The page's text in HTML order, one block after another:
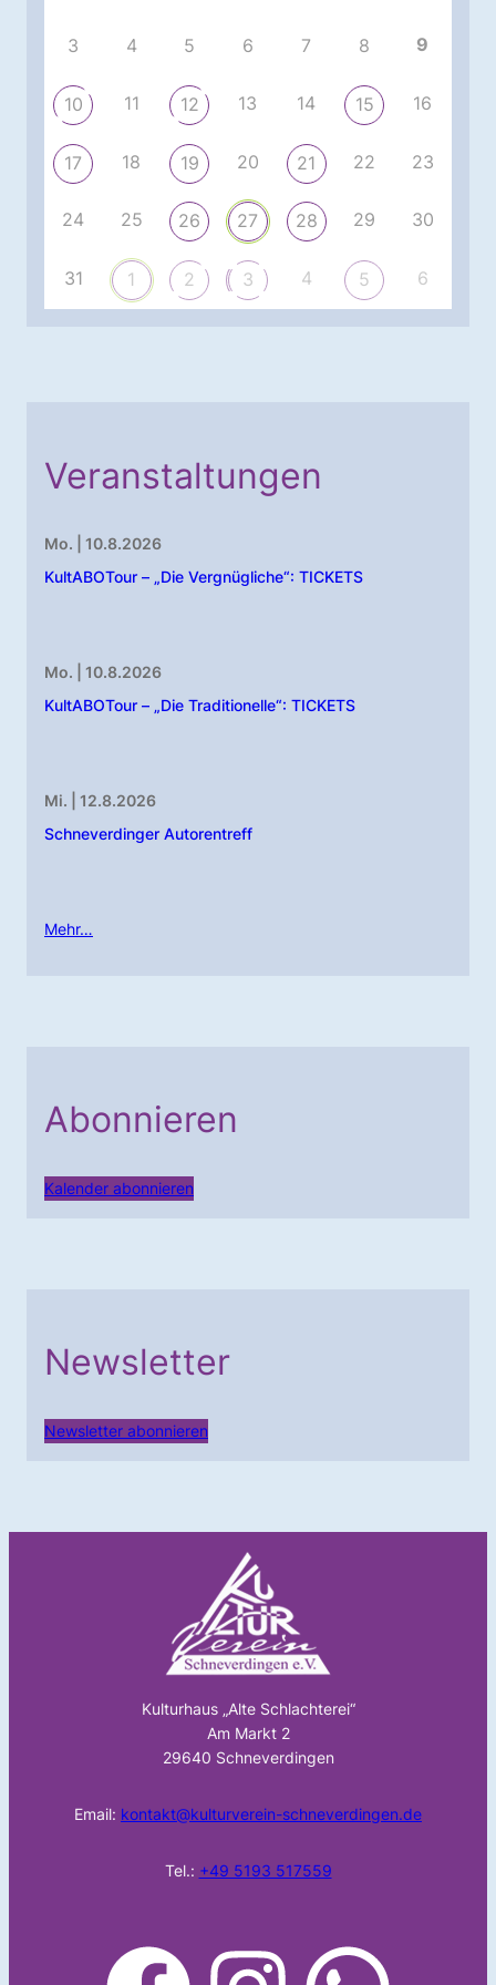
3 4 5 6 7 8 9
10 11 12 13 14 15 16
17 18 19 20 21 22 23
24 25 26 27 28 29 30
31 1 2 3 4 5 6
Veranstaltungen
Mo. | 10.8.2026
KultABOTour – „Die Vergnügliche“: TICKETS
Mo. | 10.8.2026
KultABOTour – „Die Traditionelle“: TICKETS
Mi. | 12.8.2026
Schneverdinger Autorentreff
Mehr…
Abonnieren
Kalender abonnieren
Newsletter
Newsletter abonnieren
Kulturhaus „Alte Schlachterei“
Am Markt 2
29640 Schneverdingen
Email: kontakt@kulturverein-schneverdingen.de
Tel.: +49 5193 517559